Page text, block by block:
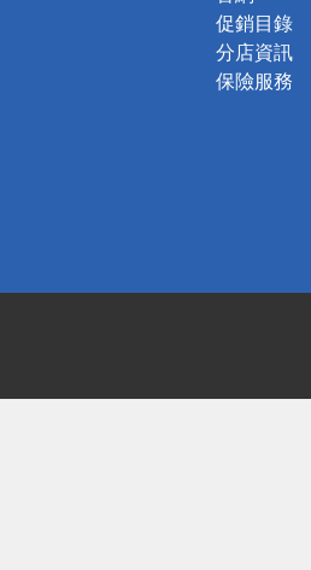
促銷目錄
分店資訊
保險服務